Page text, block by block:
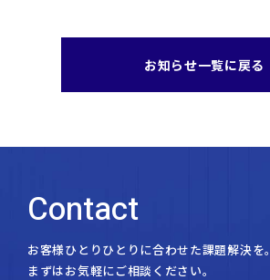
お知らせ一覧に戻る
Contact
お客様ひとりひとりに合わせた課題解決を。
まずはお気軽にご相談ください。